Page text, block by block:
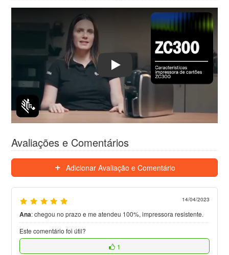
Play
Avaliações e Comentários
Adicionar Avaliação e Comentário
14/04/2023
Ana:chegou no prazo e me atendeu 100%, impressora resistente.
Este comentário foi útil?
1